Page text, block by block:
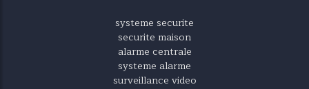
systeme securite
securite maison
alarme centrale
systeme alarme
surveillance video